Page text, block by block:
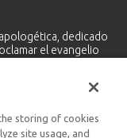
dedicado
el evangelio
Latinoamericano
storing of cookies
site usage, and